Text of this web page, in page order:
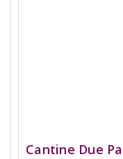
Cantine Due